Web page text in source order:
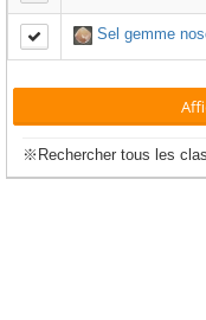
Sel gemme
※Rechercher tous les